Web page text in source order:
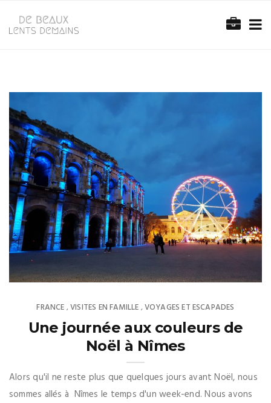
FRANCE ,VISITES EN FAMILLE ,VOYAGES ET ESCAPADES
Une journée aux couleurs de
Noël à Nîmes
Alors qu'il ne reste plus que quelques jours avant Noël, nous
sommes allés à Nîmes le temps d'un week-end. Nous avons